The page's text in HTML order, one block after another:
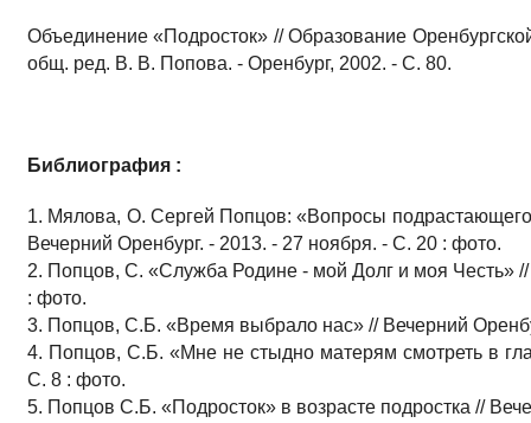
Объединение «Подросток» // Образование
общ. ред. В. В. Попова. - Оренбург, 2002. - С. 80.
Библиография :
1. Мялова, О. Сергей Попцов: «Вопросы
Вечерний Оренбург. - 2013. - 27 ноября. - С. 20 : фото.
2. Попцов, С. «Служба Родине - мой Долг и моя Честь»
: фото.
3. Попцов, С.Б. «Время выбрало нас» // Вечерний
4. Попцов, С.Б. «Мне не стыдно матерям смотреть в
С. 8 : фото.
5. Попцов С.Б. «Подросток» в возрасте подростка //